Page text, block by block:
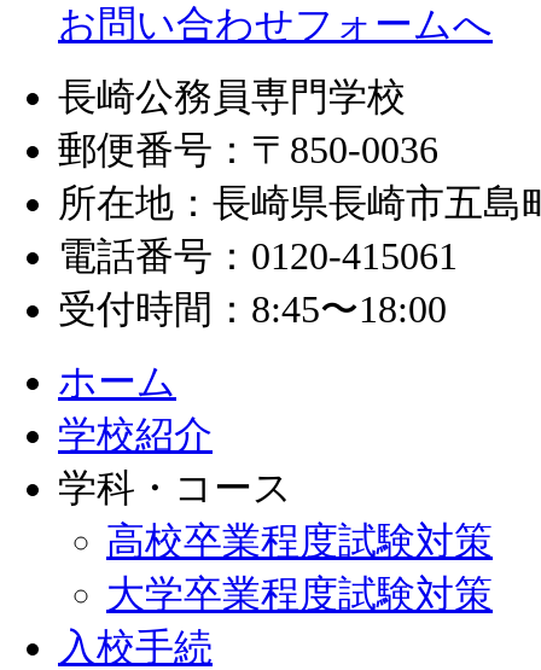
お問い合わせフォームへ
長崎公務員専門学校
郵便番号：〒850-0036
所在地：長崎県長崎市五島
電話番号：0120-415061
受付時間：8:45〜18:00
ホーム
学校紹介
学科・コース
高校卒業程度試験対策
大学卒業程度試験対策
入校手続